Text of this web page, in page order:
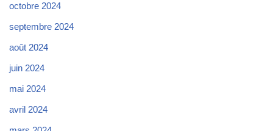
octobre 2024
septembre 2024
août 2024
juin 2024
mai 2024
avril 2024